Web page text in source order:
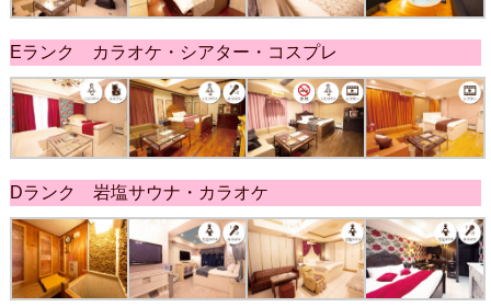
Eランク カラオケ・シアター・コスプレ
Dランク 岩塩サウナ・カラオケ